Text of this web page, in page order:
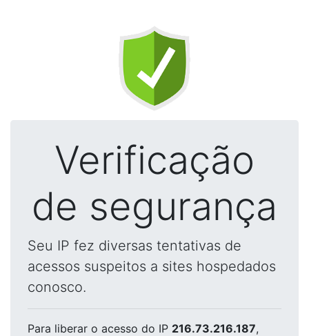
Verificação
de segurança
Seu IP fez diversas tentativas de
acessos suspeitos a sites hospedados
conosco.
Para liberar o acesso do IP 216.73.216.187,